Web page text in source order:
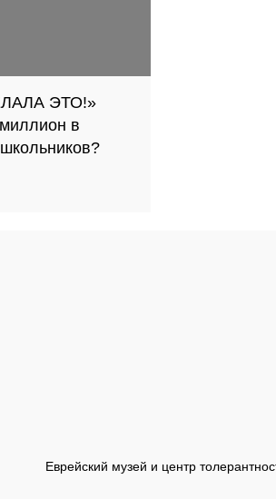
ЭТО!»
в
Еврейский музей и центр